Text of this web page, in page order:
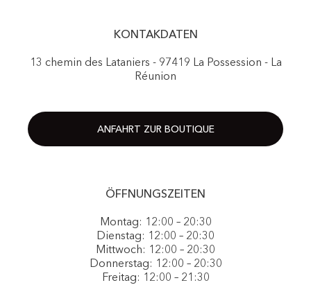
KONTAKDATEN
13 chemin des Lataniers - 97419 La Possession - La
Réunion
ANFAHRT ZUR BOUTIQUE
ÖFFNUNGSZEITEN
Montag: 12:00 – 20:30
Dienstag: 12:00 – 20:30
Mittwoch: 12:00 – 20:30
Donnerstag: 12:00 – 20:30
Freitag: 12:00 – 21:30